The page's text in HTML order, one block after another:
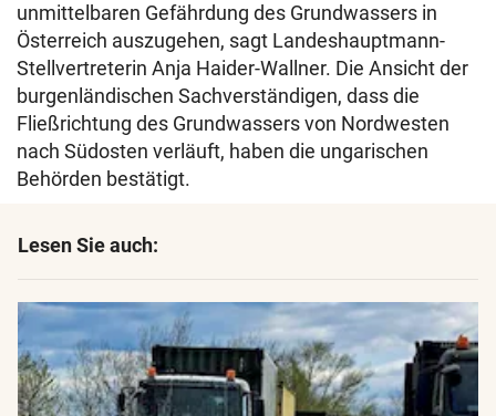
unmittelbaren Gefährdung des Grundwassers in
Österreich auszugehen, sagt Landeshauptmann-
Stellvertreterin Anja Haider-Wallner. Die Ansicht der
burgenländischen Sachverständigen, dass die
Fließrichtung des Grundwassers von Nordwesten
nach Südosten verläuft, haben die ungarischen
Behörden bestätigt.
Lesen Sie auch: